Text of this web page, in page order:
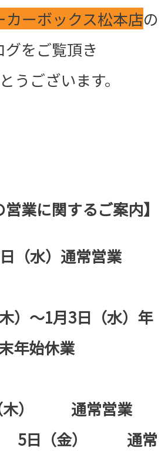
カーボックス松本店の
グをご覧頂き
うございます。
営業に関するご案内】
（水）通常営業
）～1月3日（水）年
年始休業
木） 通常営業
金） 通常